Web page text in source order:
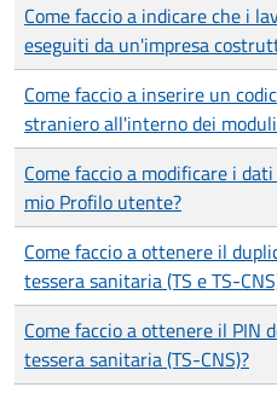
Come faccio a indicare che i
eseguiti da un'impresa
Come faccio a inserire un
straniero all'interno dei
Come faccio a modificare i
mio Profilo utente?
Come faccio a ottenere il
tessera sanitaria (TS e TS-
Come faccio a ottenere il PIN
tessera sanitaria (TS-CNS)?